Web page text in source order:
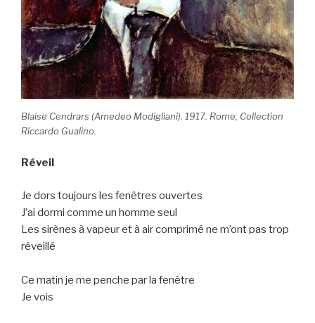
Blaise Cendrars (Amedeo Modigliani). 1917. Rome, Collection
Riccardo Gualino.
Réveil
Je dors toujours les fenêtres ouvertes
J’ai dormi comme un homme seul
Les sirènes à vapeur et à air comprimé ne m’ont pas trop
réveillé
Ce matin je me penche par la fenêtre
Je vois